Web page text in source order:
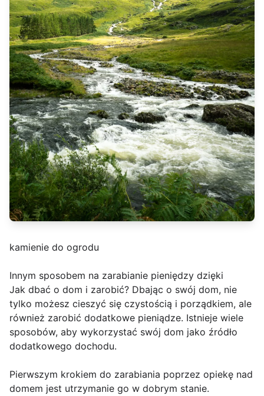
kamienie do ogrodu
Innym sposobem na zarabianie pieniędzy dzięki
Jak dbać o dom i zarobić? Dbając o swój dom, nie
tylko możesz cieszyć się czystością i porządkiem, ale
również zarobić dodatkowe pieniądze. Istnieje wiele
sposobów, aby wykorzystać swój dom jako źródło
dodatkowego dochodu.
Pierwszym krokiem do zarabiania poprzez opiekę nad
domem jest utrzymanie go w dobrym stanie.